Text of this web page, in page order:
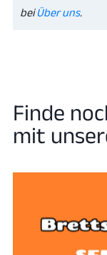
beiÜber uns.
Finde
mit